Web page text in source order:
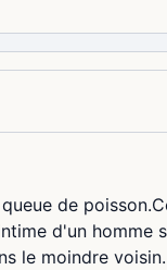
de
d'un homme
le moindre